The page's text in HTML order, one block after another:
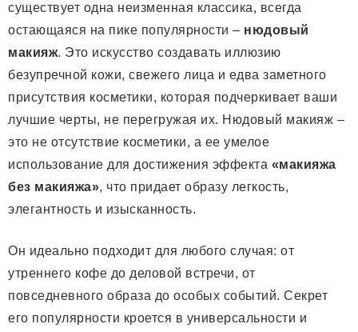
существует одна неизменная классика, всегда
остающаяся на пике популярности – нюдовый
макияж. Это искусство создавать иллюзию
безупречной кожи, свежего лица и едва заметного
присутствия косметики, которая подчеркивает ваши
лучшие черты, не перегружая их. Нюдовый макияж –
это не отсутствие косметики, а ее умелое
использование для достижения эффекта «макияжа
без макияжа», что придает образу легкость,
элегантность и изысканность.
Он идеально подходит для любого случая: от
утреннего кофе до деловой встречи, от
повседневного образа до особых событий. Секрет
его популярности кроется в универсальности и